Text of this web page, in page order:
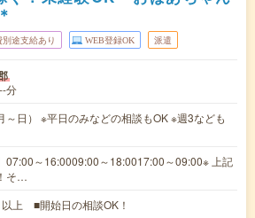
別途支給あり WEB登録OK 派遣
分
～日） ※平日のみなどの相談もOK ※週3なども
07:00～16:0009:00～18:0017:00～09:00※ 上記
そ…
上 ■開始日の相談OK！